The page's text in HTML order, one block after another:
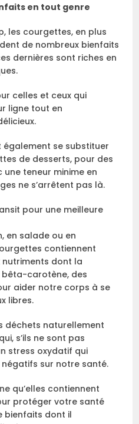
en tout genre
les courgettes, en plus
de nombreux bienfaits
dernières sont riches en
celles et ceux qui
ligne tout en
également se substituer
de desserts, pour des
teneur minime en
ne s’arrêtent pas là.
pour une meilleure
en salade ou en
contiennent
dont la
bêta-carotène, des
aider notre corps à se
libres.
déchets naturellement
s’ils ne sont pas
stress oxydatif qui
sur notre santé.
qu’elles contiennent
protéger votre santé
bienfaits dont il